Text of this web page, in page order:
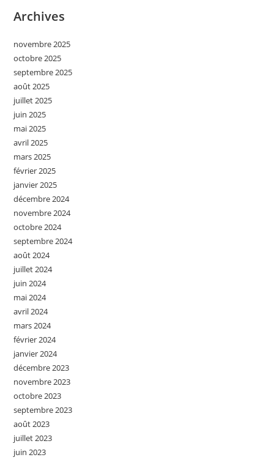
Archives
novembre 2025
octobre 2025
septembre 2025
août 2025
juillet 2025
juin 2025
mai 2025
avril 2025
mars 2025
février 2025
janvier 2025
décembre 2024
novembre 2024
octobre 2024
septembre 2024
août 2024
juillet 2024
juin 2024
mai 2024
avril 2024
mars 2024
février 2024
janvier 2024
décembre 2023
novembre 2023
octobre 2023
septembre 2023
août 2023
juillet 2023
juin 2023